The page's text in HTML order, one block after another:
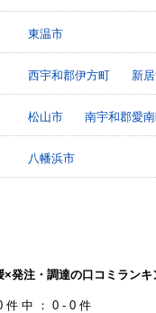
東温市
西宇和郡伊方町 新
松山市 南宇和郡愛
八幡浜市
×発注・調達の口コミランキ
件中：0-0件